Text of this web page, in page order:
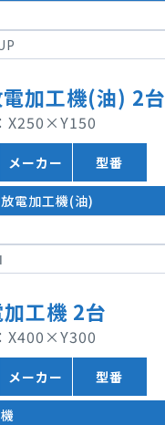
加工機(油) 2台
X250×Y150
メーカー 型番
電加工機(油)
工機 2台
X400×Y300
メーカー 型番